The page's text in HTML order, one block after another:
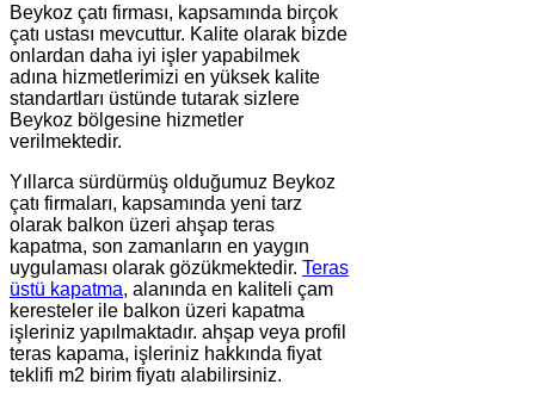
Beykoz çatı firması, kapsamında birçok
çatı ustası mevcuttur. Kalite olarak bizde
onlardan daha iyi işler yapabilmek
adına hizmetlerimizi en yüksek kalite
standartları üstünde tutarak sizlere
Beykoz bölgesine hizmetler
verilmektedir.
Yıllarca sürdürmüş olduğumuz Beykoz
çatı firmaları, kapsamında yeni tarz
olarak balkon üzeri ahşap teras
kapatma, son zamanların en yaygın
uygulaması olarak gözükmektedir. Teras
üstü kapatma, alanında en kaliteli çam
keresteler ile balkon üzeri kapatma
işleriniz yapılmaktadır. ahşap veya profil
teras kapama, işleriniz hakkında fiyat
teklifi m2 birim fiyatı alabilirsiniz.